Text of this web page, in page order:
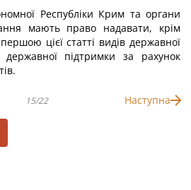
Республіки Крим та органи
мають право надавати, крім
цієї статті видів державної
підтримки за рахунок
15/22 Наступна